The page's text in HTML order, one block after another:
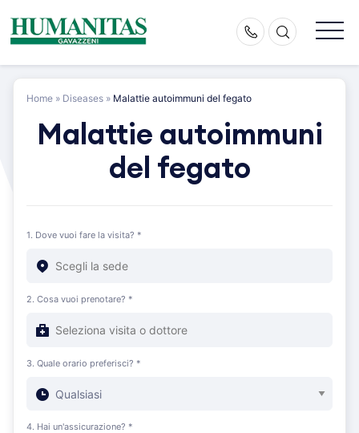
content
Home » Diseases » Malattie autoimmuni del fegato
Malattie autoimmuni
del fegato
1. Dove vuoi fare la visita? *
2. Cosa vuoi prenotare? *
3. Quale orario preferisci? *
4. Hai un'assicurazione? *